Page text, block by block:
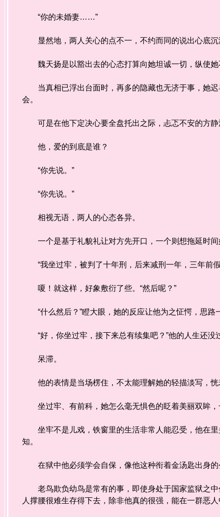
“你的未婚妻……”
显然地，两人关心的点不一，不约而同的说出心底
魏天扬是以豁出去的心态打算向她坦诚一切，纵使
当真相已浮出台面时，再多的隐藏也无济于事，她迟
会。
可是在他下定决心要全盘托出之际，忐忑不安的方
他，爱的到底是谁？
“你先说。”
“你先说。”
相视无语，两人的心态各异。
一个是基于礼貌礼让对方先开口，一个则想拖延时
“我坐过牢，被判了十年刑，后来减刑一年，三年前
嗄！就这样，好象敷衍了些。“然后呢？”
“什么然后？”瞪大眼，她的反应让他为之怔愕，思
“好，你坐过牢，接下来总有续集吧？”他的人生还
呆滞。
他的表情是当场楞住，不太能理解她的轻描淡写，
坐过牢、有前科，她怎么毫无惧色的眨着美丽双眸
坐牢不是儿戏，铁窗里的生活非常人能忍受，他在里
知。
在狱中他必须学会自保，像他这种衔着金汤匙出身
老鸟欺负幼鸟是常有的事，即使身处于国家监狱之中
人撑腰很难生存得下去，除非他真的很强，能在一群恶